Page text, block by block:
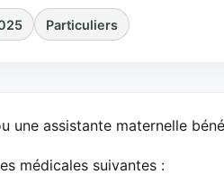
Particuliers
une assistante maternelle
médicales suivantes :